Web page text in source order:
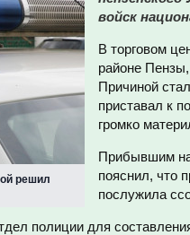
решил
войск
В торговом
районе
Причиной
приставал к
громко
Прибывшим
пояснил, что
послужила
полиции для